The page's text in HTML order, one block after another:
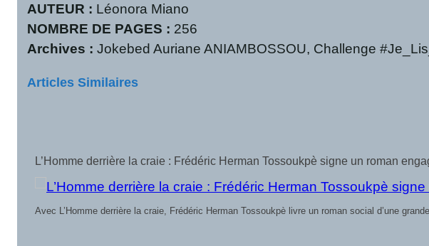
AUTEUR : Léonora Miano
NOMBRE DE PAGES : 256
Archives : Jokebed Auriane ANIAMBOSSOU, Challenge
Articles Similaires
L’Homme derrière la craie : Frédéric Herman Tossoukpè signe un roman
Avec L’Homme derrière la craie, Frédéric Herman Tossoukpè livre un roman social d’une